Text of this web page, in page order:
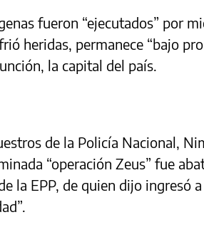
fueron “ejecutados” por
heridas, permanece “bajo
la capital del país.
de la Policía Nacional,
“operación Zeus” fue
la EPP, de quien dijo ingresó a